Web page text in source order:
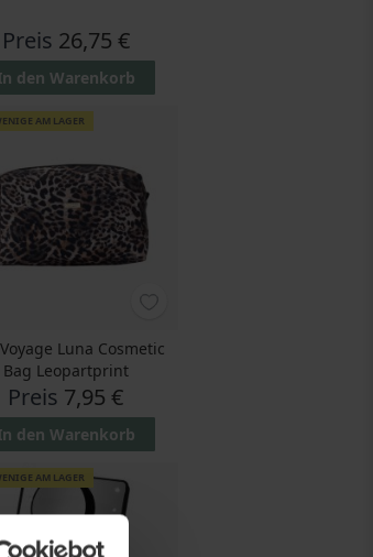
Preis 26,75 €
den Warenkorb
AM LAGER
Voyage Luna Cosmetic
Bag Leopartprint
Preis 7,95 €
den Warenkorb
AM LAGER